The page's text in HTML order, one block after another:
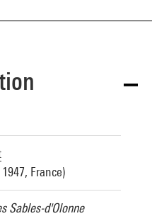
France)
Sables-d'Olonne